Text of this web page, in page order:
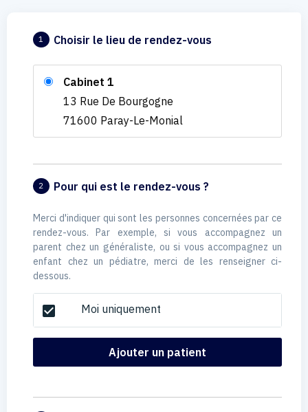
1 Choisir le lieu de rendez-vous
Cabinet 1
13 Rue De Bourgogne
71600 Paray-Le-Monial
2 Pour qui est le rendez-vous ?
Merci d'indiquer qui sont les personnes concernées par ce
rendez-vous. Par exemple, si vous accompagnez un
parent chez un généraliste, ou si vous accompagnez un
enfant chez un pédiatre, merci de les renseigner ci-
dessous.
check_box Moi uniquement
Ajouter un patient